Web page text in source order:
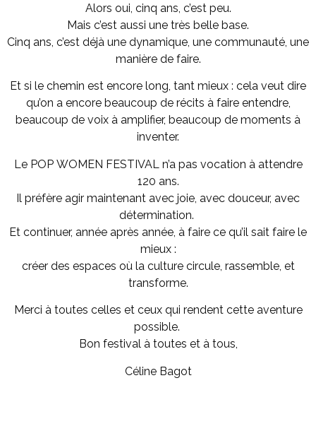
Alors oui, cinq ans, c’est peu.
Mais c’est aussi une très belle base.
Cinq ans, c’est déjà une dynamique, une communauté, une
manière de faire.
Et si le chemin est encore long, tant mieux : cela veut dire
qu’on a encore beaucoup de récits à faire entendre,
beaucoup de voix à amplifier, beaucoup de moments à
inventer.
Le POP WOMEN FESTIVAL n’a pas vocation à attendre
120 ans.
Il préfère agir maintenant avec joie, avec douceur, avec
détermination.
Et continuer, année après année, à faire ce qu’il sait faire le
mieux :
créer des espaces où la culture circule, rassemble, et
transforme.
Merci à toutes celles et ceux qui rendent cette aventure
possible.
Bon festival à toutes et à tous,
Céline Bagot